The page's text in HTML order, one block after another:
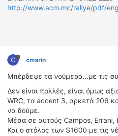
http://www.acm.mc/rallye/pdf/
C cmarin
Μπέρδεψε τα νούμερα...με τις
Δεν είναι πολλές, είναι όμως
WRC, τα accent 3, αρκετά 206
να δούμε.
Μέσα σε αυτούς Campos, Errani,
Και ο στόλος των S1600 με τις